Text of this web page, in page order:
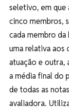
seletivo, em que
cinco membros,
cada membro da
uma relativa aos
atuação e outra,
a média final do
de todas as
avaliadora.